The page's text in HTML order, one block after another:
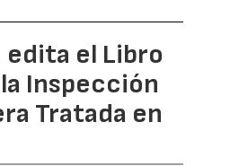
edita el Libro
Inspección
Tratada en